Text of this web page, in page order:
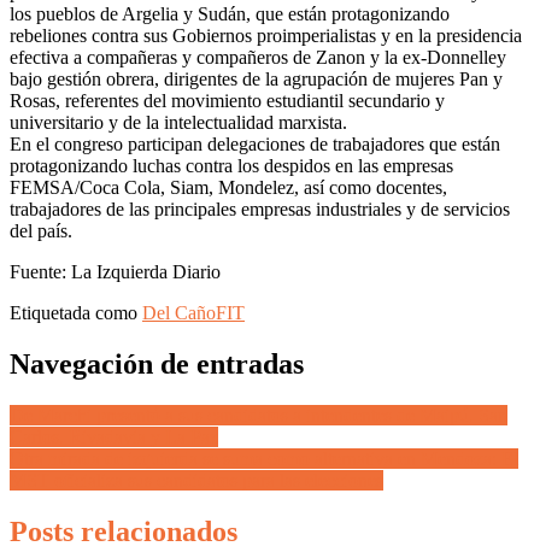
los pueblos de Argelia y Sudán, que están protagonizando
rebeliones contra sus Gobiernos proimperialistas y en la presidencia
efectiva a compañeras y compañeros de Zanon y la ex-Donnelley
bajo gestión obrera, dirigentes de la agrupación de mujeres Pan y
Rosas, referentes del movimiento estudiantil secundario y
universitario y de la intelectualidad marxista.
En el congreso participan delegaciones de trabajadores que están
protagonizando luchas contra los despidos en las empresas
FEMSA/Coca Cola, Siam, Mondelez, así como docentes,
trabajadores de las principales empresas industriales y de servicios
del país.
Fuente: La Izquierda Diario
Etiquetada como Del CañoFIT
Navegación de entradas
Posts relacionados